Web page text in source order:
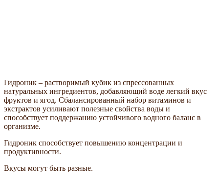
Гидроник – растворимый кубик из спрессованных
натуральных ингредиентов, добавляющий воде легкий вкус
фруктов и ягод. Сбалансированный набор витаминов и
экстрактов усиливают полезные свойства воды и
способствует поддержанию устойчивого водного баланс в
организме.
Гидроник способствует повышению концентрации и
продуктивности.
Вкусы могут быть разные.